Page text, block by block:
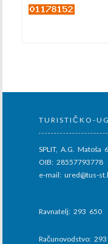
TURISTIČKO-
SPLIT, A.G. Matoša
OIB: 28557793778
e-mail: ured@tus-
Ravnatelj: 293 650
Računovodstvo: